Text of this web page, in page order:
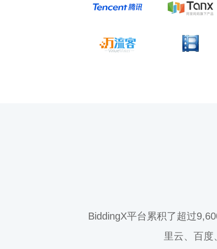
BiddingX平台累积了超过
里云、百度